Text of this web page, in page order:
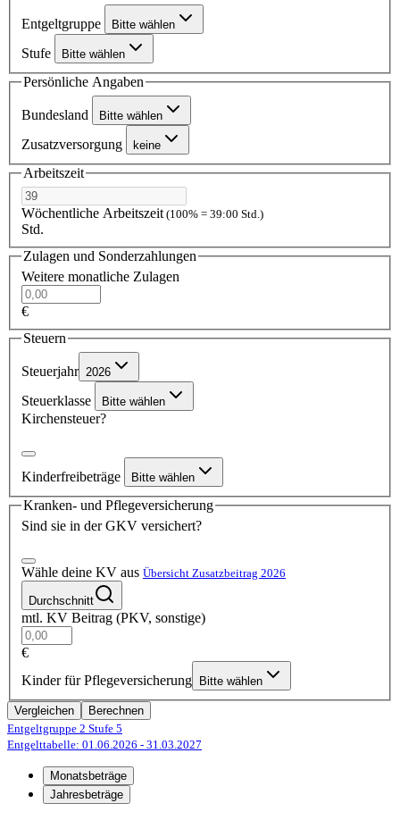
Entgeltgruppe Bitte wählen
Stufe Bitte wählen
Persönliche Angaben
Bundesland Bitte wählen
Zusatzversorgung keine
Arbeitszeit
Wöchentliche Arbeitszeit (100% = 39:00 Std.)
Std.
Zulagen und Sonderzahlungen
Weitere monatliche Zulagen
€
Steuern
Steuerjahr 2026
Steuerklasse Bitte wählen
Kirchensteuer?
Kinderfreibeträge Bitte wählen
Kranken- und Pflegeversicherung
Sind sie in der GKV versichert?
Wähle deine KV aus Übersicht Zusatzbeitrag 2026
Durchschnitt
mtl. KV Beitrag (PKV, sonstige)
€
Kinder für Pflegeversicherung
Bitte wählen
Vergleichen
Berechnen
Entgeltgruppe 2 Stufe 5
Entgelttabelle: 01.06.2026 - 31.03.2027
Monatsbeträge
Jahresbeträge